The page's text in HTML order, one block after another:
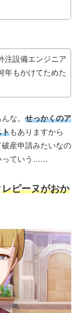
注設備エンジニア
年もかけてためた
な。 せっかくのア
トもありますから
産申請みたいなの
っていう……
レピーヌがおか